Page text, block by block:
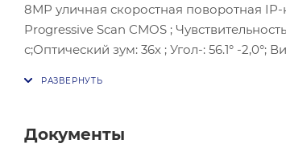
8МР уличная скоростная поворотная
Progressive Scan CMOS ;
с;Оптический зум: 36х ; Угол-: 56.1° -
Документы